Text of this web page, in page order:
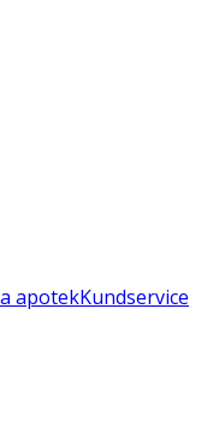
apotekKundservice